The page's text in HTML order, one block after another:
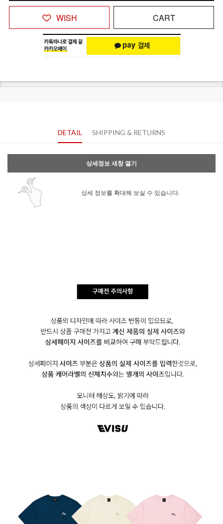
WISH CART
DETAIL SHIPPING & RETURNS
상세정보 새창 열기
상세 정보를 확대해 보실 수 있습니다.